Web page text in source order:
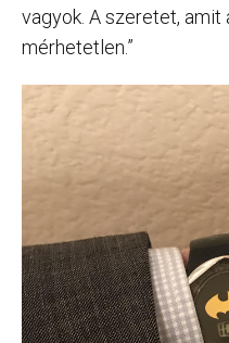
vagyok. A szeretet, amit
mérhetetlen.”